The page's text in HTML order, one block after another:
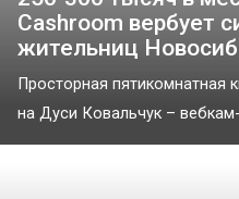
Cashroom вербует
жительниц
Просторная пятикомнатная
на Дуси Ковальчук –